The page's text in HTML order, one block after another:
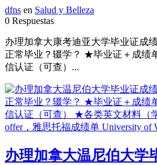
dfns en Salud y Belleza
0 Respuestas
办理加拿大康考迪亚大学毕业证成
正常毕业？辍学？ ★毕业证＋成绩
信认证（可查）...
办理加拿大温尼伯大学